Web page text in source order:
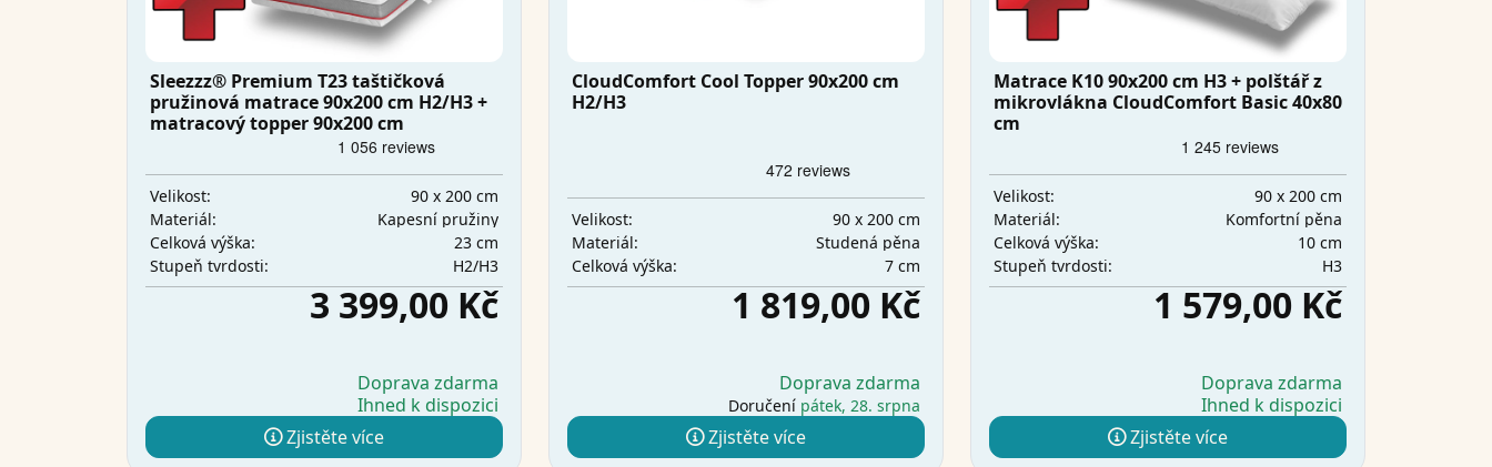
Sleezzz® Premium T23 taštičková
pružinová matrace 90x200 cm H2/H3 +
matracový topper 90x200 cm
Velikost:
90 x 200 cm
Materiál:
Kapesní pružiny
Celková výška:
23 cm
Stupeň tvrdosti:
H2/H3
3 399,00 Kč
Doprava zdarma
Ihned k dispozici
Zjistěte více
CloudComfort Cool Topper 90x200 cm
H2/H3
Velikost:
90 x 200 cm
Materiál:
Studená pěna
Celková výška:
7 cm
1 819,00 Kč
Doprava zdarma
Doručení pátek, 28. srpna
Zjistěte více
Matrace K10 90x200 cm H3 + polštář z
mikrovlákna CloudComfort Basic 40x80
cm
Velikost:
90 x 200 cm
Materiál:
Komfortní pěna
Celková výška:
10 cm
Stupeň tvrdosti:
H3
1 579,00 Kč
Doprava zdarma
Ihned k dispozici
Zjistěte více